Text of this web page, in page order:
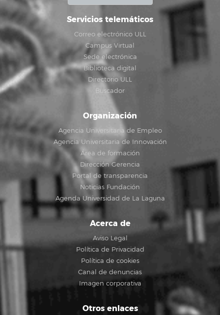
Servicios telemáticos
Correo electrónico ULL
Campus Virtual
Sede electrónica
Biblioteca digital
Directorio ULL
Buscador
Organización
Agencia Universitaria de Empleo
Agencia Universitaria de Innovación
Área de formación
Dirección Gerencia
Portal de transparencia
Noticias Fundación
Agenda Universidad de La Laguna
Acerca de
Aviso Legal
Política de Privacidad
Política de cookies
Canal de denuncias
Imagen corporativa
Otros enlaces